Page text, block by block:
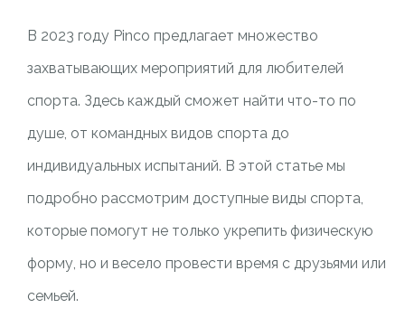
В 2023 году Pinco предлагает множество
захватывающих мероприятий для любителей
спорта. Здесь каждый сможет найти что-то по
душе, от командных видов спорта до
индивидуальных испытаний. В этой статье мы
подробно рассмотрим доступные виды спорта,
которые помогут не только укрепить физическую
форму, но и весело провести время с друзьями или
семьей.